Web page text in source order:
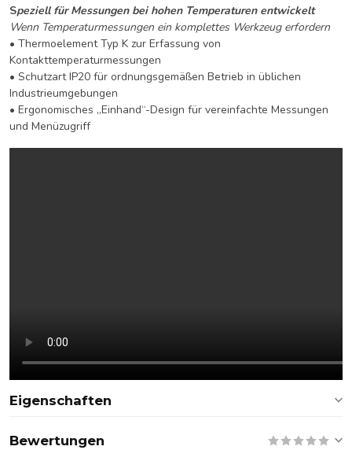
Speziell für Messungen bei hohen Temperaturen entwickelt
Wenn Temperaturmessungen ein komplettes Werkzeug erfordern
• Thermoelement Typ K zur Erfassung von
Kontakttemperaturmessungen
• Schutzart IP20 für ordnungsgemäßen Betrieb in üblichen
Industrieumgebungen
• Ergonomisches „Einhand“-Design für vereinfachte Messungen
und Menüzugriff
Eigenschaften
Bewertungen